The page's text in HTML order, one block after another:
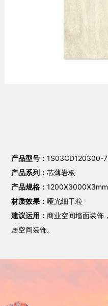
产品型号：1S03CD120300-
产品系列：芯薄岩板
产品规格：1200X3000X3mm
材质效果：哑光细干粒
建议运用：商业空间墙面装饰
居空间装饰。